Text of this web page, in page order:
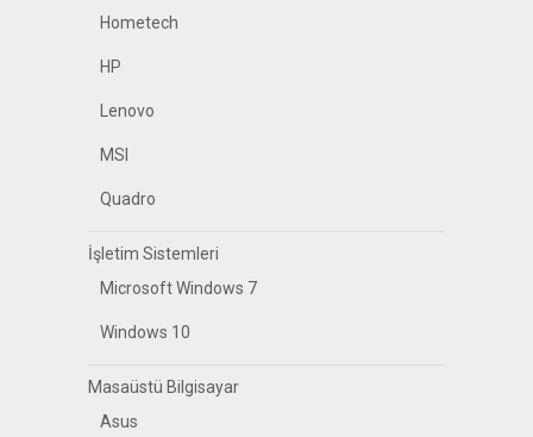
Hometech
HP
Lenovo
MSI
Quadro
İşletim Sistemleri
Microsoft Windows 7
Windows 10
Masaüstü Bilgisayar
Asus